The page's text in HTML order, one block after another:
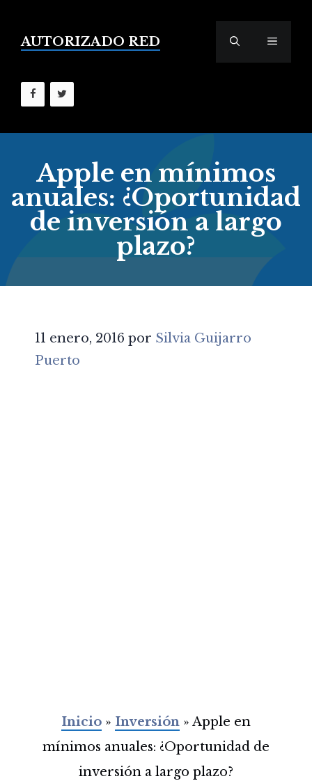
contenido
AUTORIZADO RED MENÚ
Apple en mínimos
anuales: ¿Oportunidad
de inversión a largo
plazo?
11 enero, 2016 por Silvia Guijarro
Puerto
Inicio» Inversión »Apple en
mínimos anuales: ¿Oportunidad de
inversión a largo plazo?